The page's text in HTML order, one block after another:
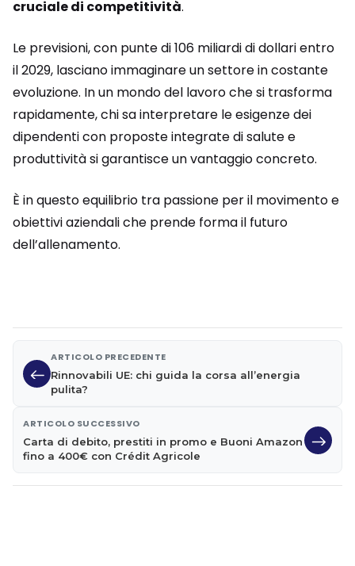
cruciale di competitività.
Le previsioni, con punte di 106 miliardi di dollari entro
il 2029, lasciano immaginare un settore in costante
evoluzione. In un mondo del lavoro che si trasforma
rapidamente, chi sa interpretare le esigenze dei
dipendenti con proposte integrate di salute e
produttività si garantisce un vantaggio concreto.
È in questo equilibrio tra passione per il movimento e
obiettivi aziendali che prende forma il futuro
dell’allenamento.
ARTICOLO PRECEDENTE
Rinnovabili UE: chi guida la corsa all’energia
pulita?
ARTICOLO SUCCESSIVO
Carta di debito, prestiti in promo e Buoni Amazon
fino a 400€ con Crédit Agricole